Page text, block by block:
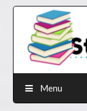
Menu